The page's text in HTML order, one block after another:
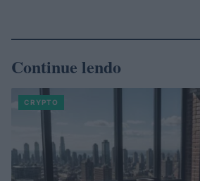
Continue lendo
CRYPTO